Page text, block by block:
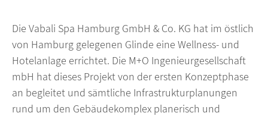
Die Vabali Spa Hamburg GmbH & Co. KG hat im östlich
von Hamburg gelegenen Glinde eine Wellness- und
Hotelanlage errichtet. Die M+O Ingenieurgesellschaft
mbH hat dieses Projekt von der ersten Konzeptphase
an begleitet und sämtliche Infrastrukturplanungen
rund um den Gebäudekomplex planerisch und